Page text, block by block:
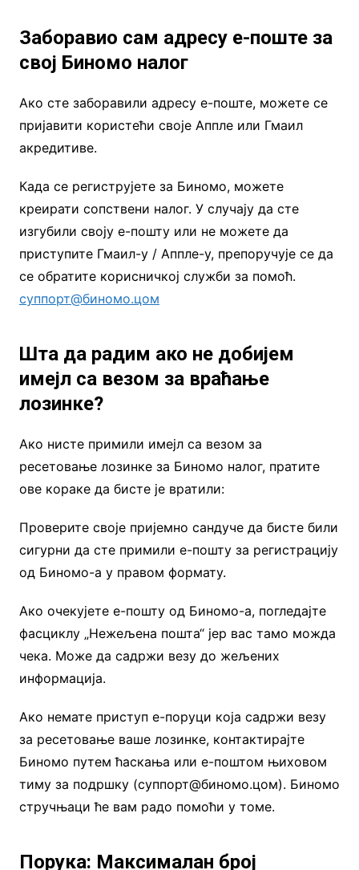
Заборавио сам адресу е-поште за
свој Биномо налог
Ако сте заборавили адресу е-поште, можете се
пријавити користећи своје Аппле или Гмаил
акредитиве.
Када се региструјете за Биномо, можете
креирати сопствени налог. У случају да сте
изгубили своју е-пошту или не можете да
приступите Гмаил-у / Аппле-у, препоручује се да
се обратите корисничкој служби за помоћ.
суппорт@биномо.цом
Шта да радим ако не добијем
имејл са везом за враћање
лозинке?
Ако нисте примили имејл са везом за
ресетовање лозинке за Биномо налог, пратите
ове кораке да бисте је вратили:
Проверите своје пријемно сандуче да бисте били
сигурни да сте примили е-пошту за регистрацију
од Биномо-а у правом формату.
Ако очекујете е-пошту од Биномо-а, погледајте
фасциклу „Нежељена пошта“ јер вас тамо можда
чека. Може да садржи везу до жељених
информација.
Ако немате приступ е-поруци која садржи везу
за ресетовање ваше лозинке, контактирајте
Биномо путем ћаскања или е-поштом њиховом
тиму за подршку (суппорт@биномо.цом). Биномо
стручњаци ће вам радо помоћи у томе.
Порука: Максималан број